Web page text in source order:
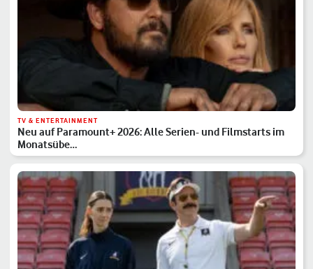
TV & ENTERTAINMENT
Neu auf Paramount+ 2026: Alle Serien- und Filmstarts im
Monatsübe…